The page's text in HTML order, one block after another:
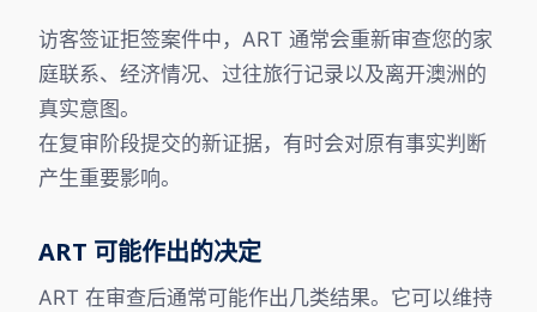
访客签证拒签案件中，ART 通常会重新审查您的家
庭联系、经济情况、过往旅行记录以及离开澳洲的
真实意图。
在复审阶段提交的新证据，有时会对原有事实判断
产生重要影响。
ART 可能作出的决定
ART 在审查后通常可能作出几类结果。它可以维持